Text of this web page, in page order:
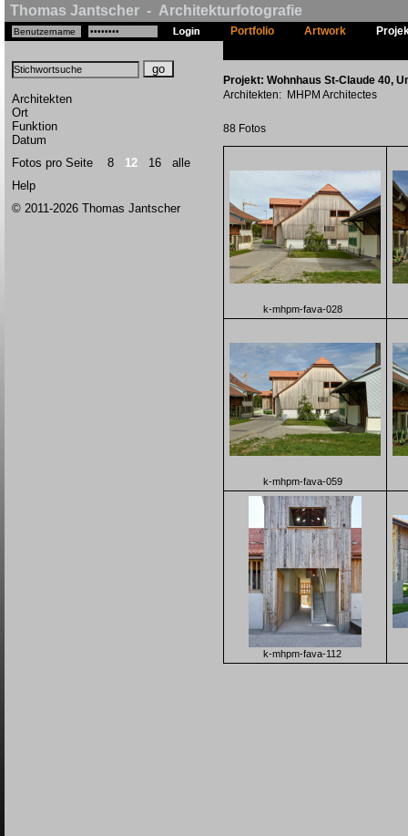
Thomas Jantscher - Architekturfotografie
Architekten
Ort
Funktion
Datum
Fotos pro Seite 8 12 16
alle
Help
© 2011-2026 Thomas Jantscher
Portfolio Artwork
Projekt: Wohnhaus St-Claude 40,
Architekten: MHPM Architectes
88 Fotos
k-mhpm-fava-028
k-mhpm-fava-059
k-mhpm-fava-112